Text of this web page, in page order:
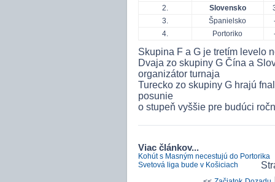
2.
Slovensko
3.
Španielsko
4.
Portoriko
Skupina F a G je tretím levelo
Dvaja zo skupiny G Čína a
organizátor turnaja
Turecko zo skupiny G hrajú
posunie
o stupeň vyššie pre budúci
Viac článkov...
Kohút s Masným necestujú do Portorika
Svetová liga bude v Košiciach